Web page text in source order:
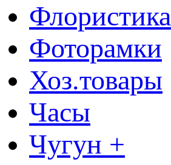
Флористика
Фоторамки
Хоз.товары
Часы
Чугун +